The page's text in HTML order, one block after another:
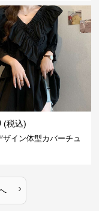
(税込)
ザイン体型カバーチュ
›